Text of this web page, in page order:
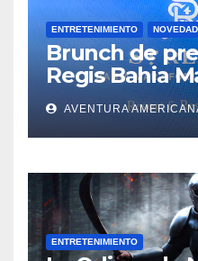
ENTRETENIMIENTO
Brunch de
Regis Bahia
ícono del lujo
Lauderdale
AVENTURA
ENTRETENIMIENTO